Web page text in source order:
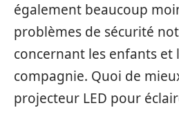
également beaucoup
problèmes de sécurité
concernant les enfants et
compagnie. Quoi de
projecteur LED pour